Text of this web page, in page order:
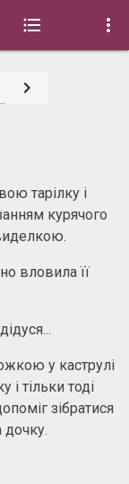
 

тарілку і
курячого
вловила її
у каструлі
і тільки тоді
зібратися